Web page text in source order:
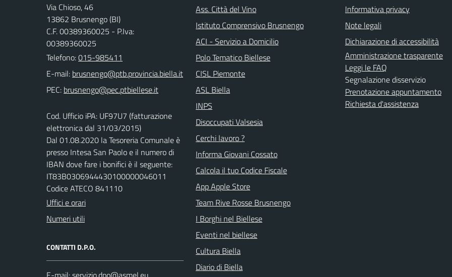
Via Chioso, 46
13862 Brusnengo (BI)
C.F. 00389360025 - P.Iva:
00389360025
Telefono:015-985411
E-mail:
PEC:
Cod. Ufficio iPA: UF97U7 (fatturazione
elettronica dal 31/03/2015)
Dal 01.08.2020 la Tesoreria Comunale è
presso Intesa San Paolo e il numero di
IBAN dove fare i bonifici è il seguente:
IT83B0306944430100000046011
Codice ATECO 841110
Uffici e orari
Numeri utili
CONTATTI D.P.O.
Ass. Città del Vino
Istituto Comprensivo Brusnengo
ACI - Servizio a Domicilio
Polo Tematico Biellese
CISL Piemonte
ASL Biella
INPS
Disoccupati Valsesia
Cerchi lavoro ?
Informa Giovani Cossato
Calcola il tuo Codice Fiscale
App Apple Store
Team Rive Rosse Brusnengo
I Borghi nel Biellese
Eventi nel biellese
Cultura Biella
Diario di Biella
Informativa privacy
Note legali
Dichiarazione di accessibilità
Amministrazione trasparente
Leggi le FAQ
Segnalazione disservizio
Prenotazione appuntamento
Richiesta d'assistenza